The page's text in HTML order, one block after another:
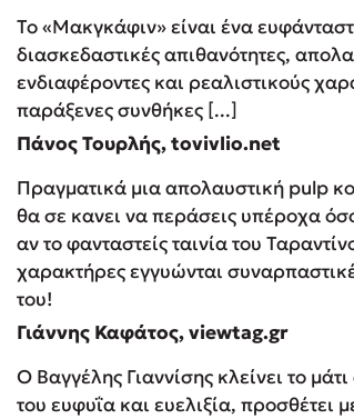
Το «Μακγκάφιν» είναι ένα
διασκεδαστικές απιθανότητες,
ενδιαφέροντες και ρεαλιστικούς
παράξενες συνθήκες [...]
Πάνος Τουρλής, tovivlio.net
Πραγματικά μια απολαυστική pulp
θα σε κανει να περάσεις υπέροχα
αν το φανταστείς ταινία του
χαρακτήρες εγγυώνται
του!
Γιάννης Καφάτος, viewtag.gr
Ο Βαγγέλης Γιαννίσης κλείνει το
του ευφυΐα και ευελιξία, προσθέτει